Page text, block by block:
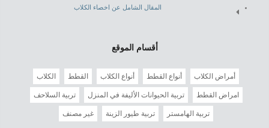
المقال الشامل عن اخصاء الكلاب
أقسام الموقع
أمراض الكلاب أنواع القطط أنواع الكلاب القطط الكلاب
امراض القطط تربية الحيوانات الأليفة في المنزل تربية السلاحف
تربية الهامستر تربية طيور الزينة غير مصنف